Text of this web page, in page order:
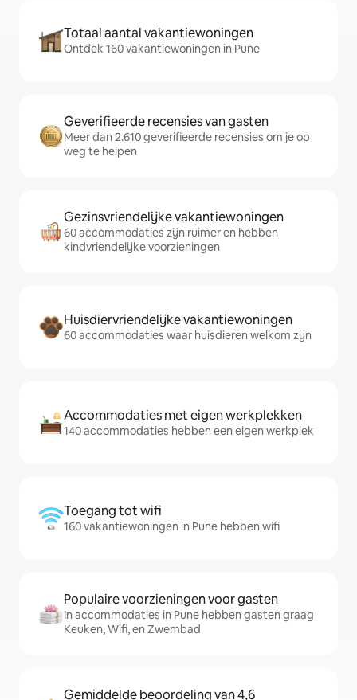
Totaal aantal vakantiewoningen
Ontdek 160 vakantiewoningen in Pune
Geverifieerde recensies van gasten
Meer dan 2.610 geverifieerde recensies om je op
weg te helpen
Gezinsvriendelijke vakantiewoningen
60 accommodaties zijn ruimer en hebben
kindvriendelijke voorzieningen
Huisdiervriendelijke vakantiewoningen
60 accommodaties waar huisdieren welkom zijn
Accommodaties met eigen werkplekken
140 accommodaties hebben een eigen werkplek
Toegang tot wifi
160 vakantiewoningen in Pune hebben wifi
Populaire voorzieningen voor gasten
In accommodaties in Pune hebben gasten graag
Keuken, Wifi, en Zwembad
Gemiddelde beoordeling van 4,6